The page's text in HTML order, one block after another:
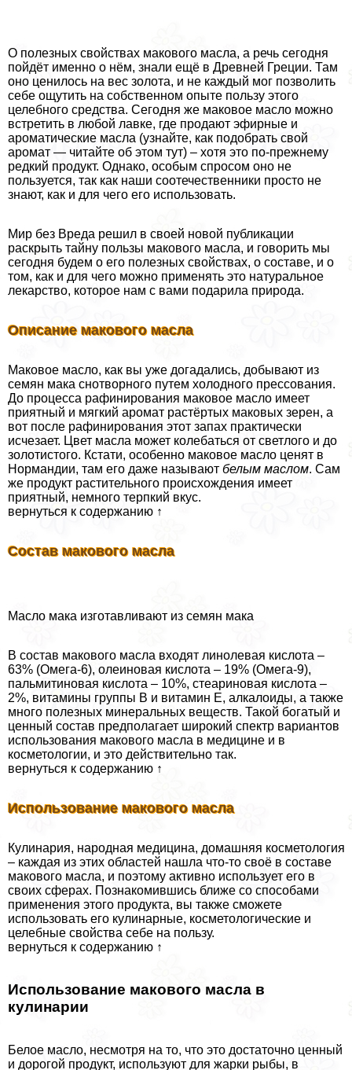
О полезных свойствах макового масла, а речь сегодня
пойдёт именно о нём, знали ещё в Древней Греции. Там
оно ценилось на вес золота, и не каждый мог позволить
себе ощутить на собственном опыте пользу этого
целебного средства. Сегодня же маковое масло можно
встретить в любой лавке, где продают эфирные и
ароматические масла (узнайте, как подобрать свой
аромат — читайте об этом тут) – хотя это по-прежнему
редкий продукт. Однако, особым спросом оно не
пользуется, так как наши соотечественники просто не
знают, как и для чего его использовать.
Мир без Вреда решил в своей новой публикации
раскрыть тайну пользы макового масла, и говорить мы
сегодня будем о его полезных свойствах, о составе, и о
том, как и для чего можно применять это натуральное
лекарство, которое нам с вами подарила природа.
Описание макового масла
Маковое масло, как вы уже догадались, добывают из
семян мака снотворного путем холодного прессования.
До процесса рафинирования маковое масло имеет
приятный и мягкий аромат растёртых маковых зерен, а
вот после рафинирования этот запах пpaктически
исчезает. Цвет масла может колeбaться от светлого и до
золотистого. Кстати, особенно маковое масло ценят в
Нормaндии, там его даже называют белым маслом. Сам
же продукт растительного происхождения имеет
приятный, немного терпкий вкус.
вернуться к содержанию ↑
Состав макового масла
Масло мака изготавливают из семян мака
В состав макового масла входят линолевая кислота –
63% (Омега-6), олеиновая кислота – 19% (Омега-9),
пальмитиновая кислота – 10%, стеариновая кислота –
2%, витамины группы В и витамин Е, алкалоиды, а также
много полезных минеральных веществ. Такой богатый и
ценный состав предполагает широкий спектр вариантов
использования макового масла в медицине и в
косметологии, и это действительно так.
вернуться к содержанию ↑
Использование макового масла
Кулинария, народная медицина, домашняя косметология
– каждая из этих областей нашла что-то своё в составе
макового масла, и поэтому активно использует его в
своих сферах. Познакомившись ближе со способами
применения этого продукта, вы также сможете
использовать его кулинарные, косметологические и
целебные свойства себе на пользу.
вернуться к содержанию ↑
Использование макового масла в
кулинарии
Белое масло, несмотря на то, что это достаточно ценный
и дорогой продукт, используют для жарки рыбы, в